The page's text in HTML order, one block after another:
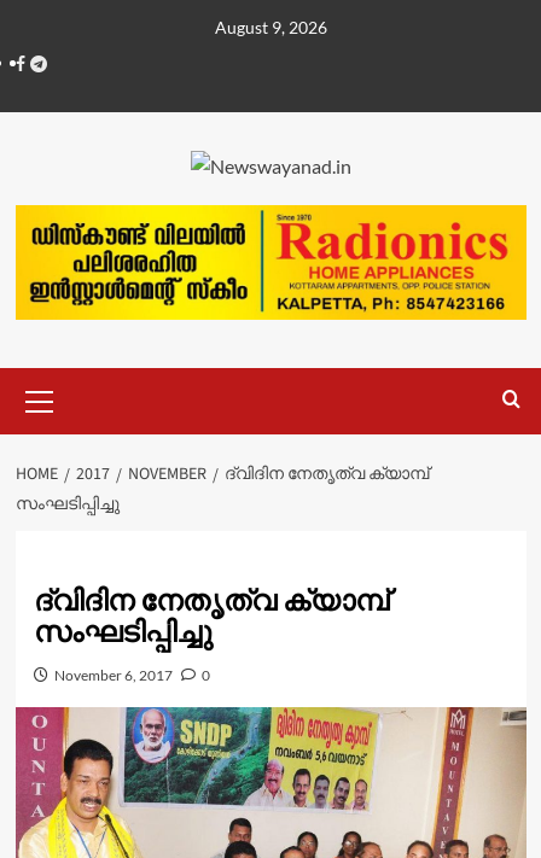
content
August 9, 2026
Facebook
Telegram
Menu
HOME 2017 NOVEMBER
ദ്വിദിന നേതൃത്വ ക്യാമ്പ്
സംഘടിപ്പിച്ചു
ദ്വിദിന നേതൃത്വ ക്യാമ്പ്
സംഘടിപ്പിച്ചു
November 6, 2017 0